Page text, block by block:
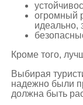
огромный
идеально,
Кроме того,
Выбирая
надежно были
должна быть